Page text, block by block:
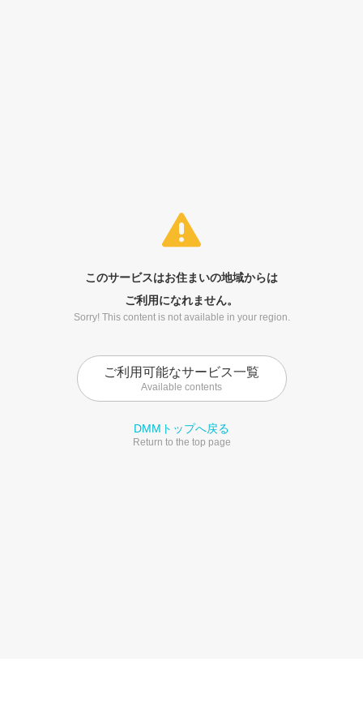
このサービスはお住まいの地域からは
ご利用になれません。
Sorry! This content is not available in your region.
ご利用可能なサービス一覧
Available contents
DMMトップへ戻る
Return to the top page